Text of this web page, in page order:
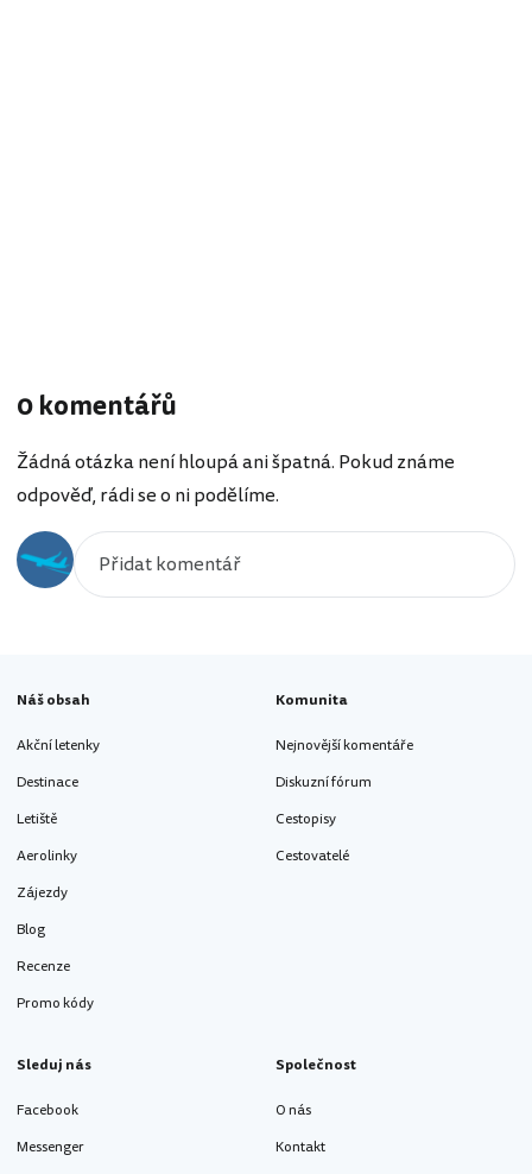
0 komentářů
Žádná otázka není hloupá ani špatná. Pokud známe
odpověď, rádi se o ni podělíme.
Náš obsah
Akční letenky
Destinace
Letiště
Aerolinky
Zájezdy
Blog
Recenze
Promo kódy
Komunita
Nejnovější komentáře
Diskuzní fórum
Cestopisy
Cestovatelé
Sleduj nás
Facebook
Messenger
Společnost
O nás
Kontakt